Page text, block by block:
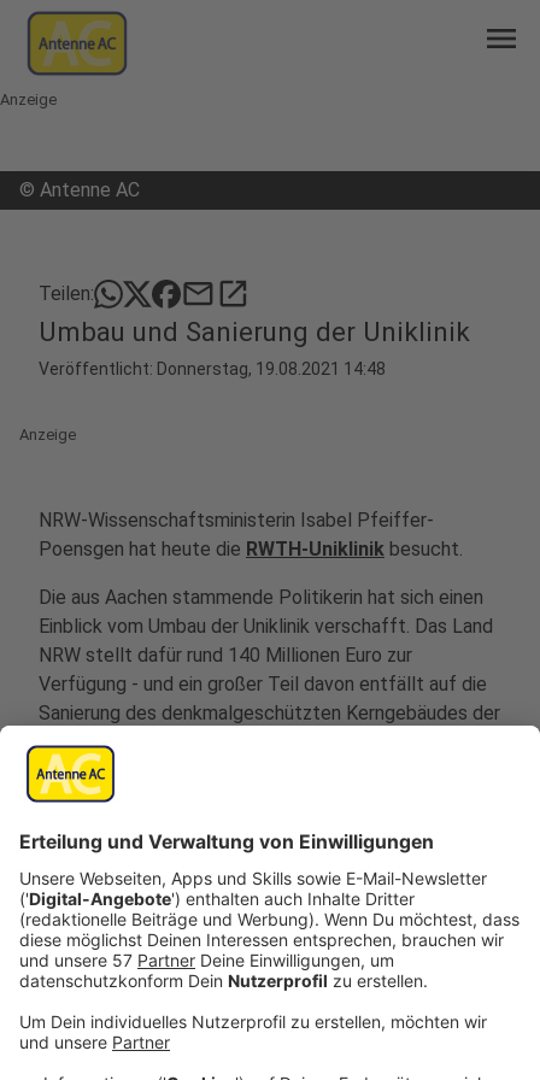
menu
Anzeige
© Antenne AC
Teilen: mailopen_in_new
Umbau und Sanierung der Uniklinik
Veröffentlicht: Donnerstag, 19.08.2021 14:48
Anzeige
NRW-Wissenschaftsministerin Isabel Pfeiffer-
Poensgen hat heute die RWTH-Uniklinik besucht.
Die aus Aachen stammende Politikerin hat sich einen
Einblick vom Umbau der Uniklinik verschafft. Das Land
NRW stellt dafür rund 140 Millionen Euro zur
Verfügung - und ein großer Teil davon entfällt auf die
Sanierung des denkmalgeschützten Kerngebäudes der
Uniklinik.
Die ersten Baupläne haben Pfeiffer-Poensgen
Anzeige